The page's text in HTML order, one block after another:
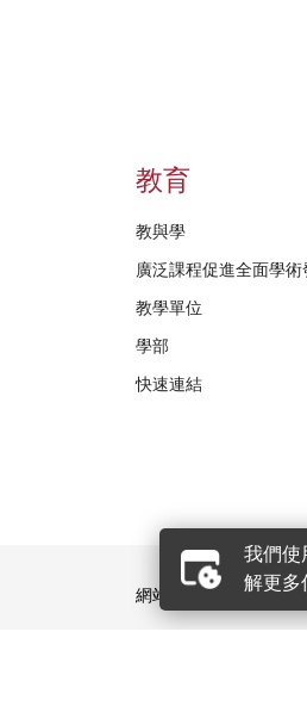
我們使
解更多
教育
教與學
廣泛課程促進全面學術
教學單位
學部
快速連結
網站指南 聯絡我